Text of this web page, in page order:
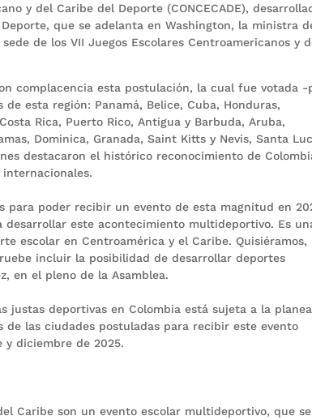
y del Caribe del Deporte (CONCECADE),
que se adelanta en Washington, la ministra
de los VII Juegos Escolares Centroamericanos y
complacencia esta postulación, la cual fue votada -
esta región: Panamá, Belice, Cuba, Honduras,
Rica, Puerto Rico, Antigua y Barbuda, Aruba,
Dominica, Granada, Saint Kitts y Nevis, Santa
destacaron el histórico reconocimiento de
para poder recibir un evento de esta magnitud en
este acontecimiento multideportivo. Es
escolar en Centroamérica y el Caribe. Quisiéramos,
incluir la posibilidad de desarrollar deportes
en el pleno de la Asamblea.
justas deportivas en Colombia está sujeta a la
las ciudades postuladas para recibir este evento
y diciembre de 2025.
Caribe son un evento escolar multideportivo, que se